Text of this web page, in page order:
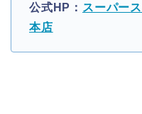
公式HP： スーパー
本店